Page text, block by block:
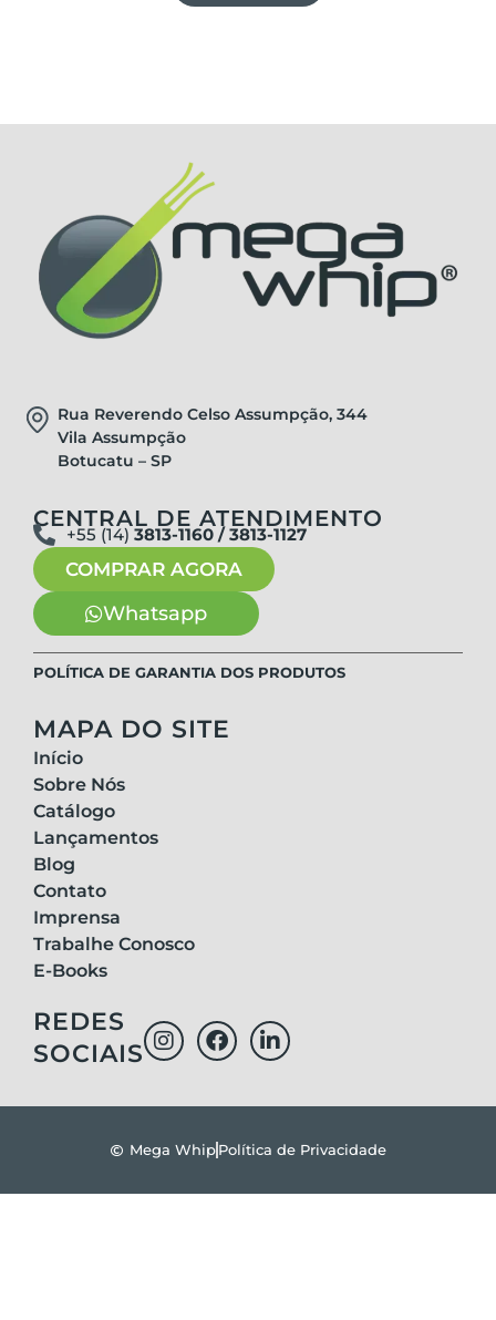
Rua Reverendo Celso Assumpção, 344
Vila Assumpção
Botucatu – SP
CENTRAL DE ATENDIMENTO
+55 (14) 3813-1160 / 3813-1127
COMPRAR AGORA
Whatsapp
POLÍTICA DE GARANTIA DOS PRODUTOS
MAPA DO SITE
Início
Sobre Nós
Catálogo
Lançamentos
Blog
Contato
Imprensa
Trabalhe Conosco
E-Books
REDES
SOCIAIS
Mega WhipPolítica de Privacidade